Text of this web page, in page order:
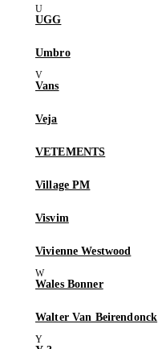
UGG
Umbro
Vans
Veja
VETEMENTS
Village PM
Visvim
Vivienne Westwood
Wales Bonner
Walter Van Beirendonck